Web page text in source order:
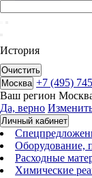
История
Очистить
Москва +7 (495)
Ваш регион
Да, верно
Личный кабинет
Оборудование,
Расходные
Химические